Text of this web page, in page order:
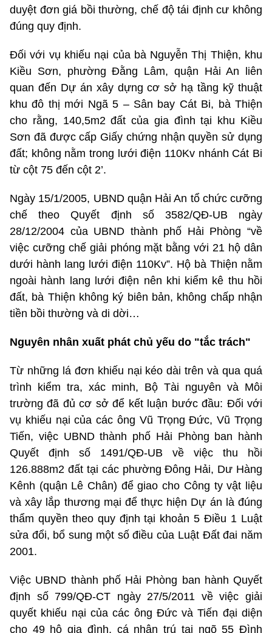
duyệt đơn giá bồi thường, chế độ tái định cư không
đúng quy định.
Đối với vụ khiếu nại của bà Nguyễn Thị Thiện, khu
Kiều Sơn, phường Đằng Lâm, quận Hải An liên
quan đến Dự án xây dựng cơ sở hạ tầng kỹ thuật
khu đô thị mới Ngã 5 – Sân bay Cát Bi, bà Thiện
cho rằng, 140,5m2 đất của gia đình tại khu Kiều
Sơn đã được cấp Giấy chứng nhận quyền sử dụng
đất; không nằm trong lưới điện 110Kv nhánh Cát Bi
từ cột 75 đến cột 2’.
Ngày 15/1/2005, UBND quận Hải An tổ chức cưỡng
chế theo Quyết định số 3582/QĐ-UB ngày
28/12/2004 của UBND thành phố Hải Phòng “về
việc cưỡng chế giải phóng mặt bằng với 21 hộ dân
dưới hành lang lưới điện 110Kv”. Hộ bà Thiện nằm
ngoài hành lang lưới điện nên khi kiểm kê thu hồi
đất, bà Thiện không ký biên bản, không chấp nhận
tiền bồi thường và di dời…
Nguyên nhân xuất phát chủ yếu do "tắc trách"
Từ những lá đơn khiếu nại kéo dài trên và qua quá
trình kiểm tra, xác minh, Bộ Tài nguyên và Môi
trường đã đủ cơ sở để kết luận bước đầu: Đối với
vụ khiếu nại của các ông Vũ Trọng Đức, Vũ Trọng
Tiến, việc UBND thành phố Hải Phòng ban hành
Quyết định số 1491/QĐ-UB về việc thu hồi
126.888m2 đất tại các phường Đông Hải, Dư Hàng
Kênh (quận Lê Chân) để giao cho Công ty vật liệu
và xây lắp thương mại để thực hiện Dự án là đúng
thẩm quyền theo quy định tại khoản 5 Điều 1 Luật
sửa đổi, bổ sung một số điều của Luật Đất đai năm
2001.
Việc UBND thành phố Hải Phòng ban hành Quyết
định số 799/QĐ-CT ngày 27/5/2011 về việc giải
quyết khiếu nại của các ông Đức và Tiến đại diện
cho 49 hộ gia đình, cá nhân trú tại ngõ 55 Đình